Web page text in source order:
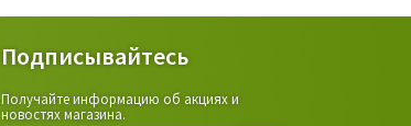
Подписывайтесь
Получайте информацию об акциях и
новостях магазина.